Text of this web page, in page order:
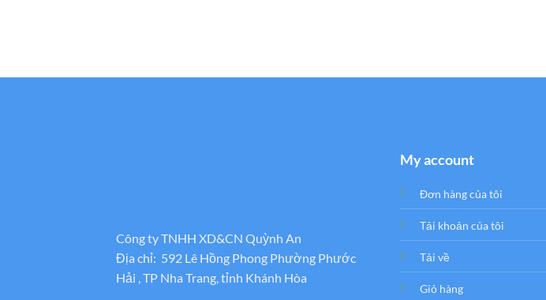
Công ty TNHH XD&CN Quỳnh An
Địa chỉ: 592 Lê Hồng Phong Phường Phước
Hải , TP Nha Trang, tỉnh Khánh Hòa
My account
Đơn hàng của tôi
Tải khoản của tôi
Tải về
Giỏ hàng